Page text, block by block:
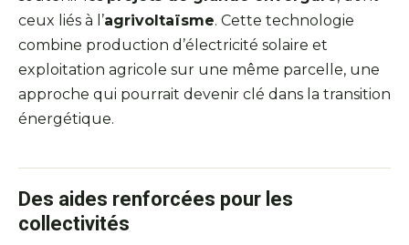
ceux liés à l’agrivoltaïsme. Cette technologie
combine production d’électricité solaire et
exploitation agricole sur une même parcelle, une
approche qui pourrait devenir clé dans la transition
énergétique.
Des aides renforcées pour les
collectivités